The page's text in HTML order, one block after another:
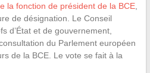
la fonction de président de la BCE,
de désignation. Le Conseil
d’État et de gouvernement,
du Parlement européen
de la BCE. Le vote se fait à la